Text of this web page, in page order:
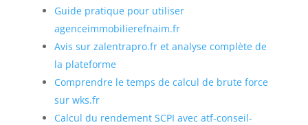
Guide pratique pour utiliser
agenceimmobilierefnaim.fr
Avis sur zalentrapro.fr et analyse complète de
la plateforme
Comprendre le temps de calcul de brute force
sur wks.fr
Calcul du rendement SCPI avec atf-conseil-